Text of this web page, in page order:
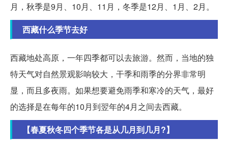
月，秋季是9月、10月、11月，冬季是12月、1月、2月。
西藏什么季节去好
西藏地处高原，一年四季都可以去旅游。然而，当地的独
特天气对自然景观影响较大，干季和雨季的分界非常明
显，而且多夜雨。如果想要避免雨季和寒冷的天气，最好
的选择是在每年的10月到翌年的4月之间去西藏。
【春夏秋冬四个季节各是从几月到几月?】